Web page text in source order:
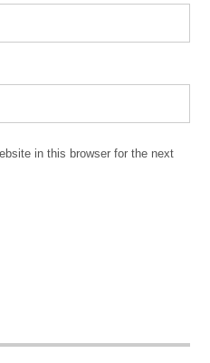
in this browser for the next